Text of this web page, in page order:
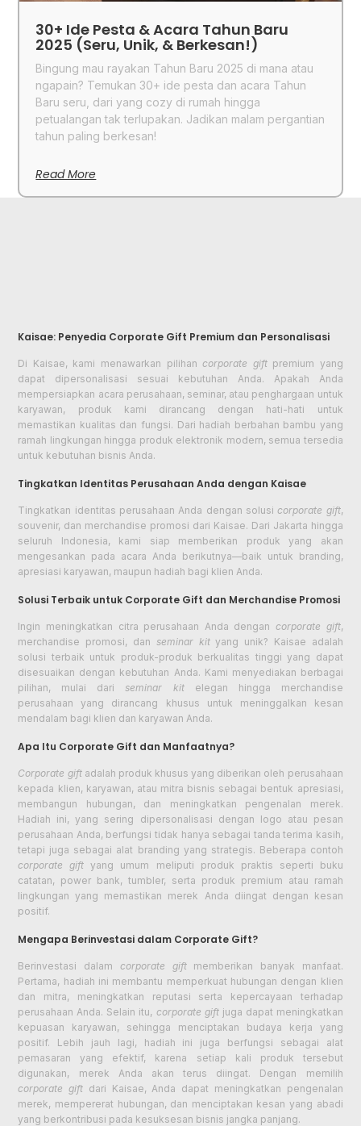
30+ Ide Pesta & Acara Tahun Baru
2025 (Seru, Unik, & Berkesan!)
Bingung mau rayakan Tahun Baru 2025 di mana atau
ngapain? Temukan 30+ ide pesta dan acara Tahun
Baru seru, dari yang cozy di rumah hingga
petualangan tak terlupakan. Jadikan malam pergantian
tahun paling berkesan!
Read More
Kaisae: Penyedia Corporate Gift Premium dan Personalisasi
Di Kaisae, kami menawarkan pilihancorporate giftpremium yang
dapat dipersonalisasi sesuai kebutuhan Anda. Apakah Anda
mempersiapkan acara perusahaan, seminar, atau penghargaan untuk
karyawan, produk kami dirancang dengan hati-hati untuk
memastikan kualitas dan fungsi. Dari hadiah berbahan bambu yang
ramah lingkungan hingga produk elektronik modern, semua tersedia
untuk kebutuhan bisnis Anda.
Tingkatkan Identitas Perusahaan Anda dengan Kaisae
Tingkatkan identitas perusahaan Anda dengan solusicorporate gift,
souvenir, dan merchandise promosi dari Kaisae. Dari Jakarta hingga
seluruh Indonesia, kami siap memberikan produk yang akan
mengesankan pada acara Anda berikutnya—baik untuk branding,
apresiasi karyawan, maupun hadiah bagi klien Anda.
Solusi Terbaik untuk Corporate Gift dan Merchandise Promosi
Ingin meningkatkan citra perusahaan Anda dengancorporate gift,
merchandise promosi, dan seminar kityang unik? Kaisae adalah
solusi terbaik untuk produk-produk berkualitas tinggi yang dapat
disesuaikan dengan kebutuhan Anda. Kami menyediakan berbagai
pilihan, mulai dariseminar kitelegan hingga merchandise
perusahaan yang dirancang khusus untuk meninggalkan kesan
mendalam bagi klien dan karyawan Anda.
Apa Itu Corporate Gift dan Manfaatnya?
Corporate giftadalah produk khusus yang diberikan oleh perusahaan
kepada klien, karyawan, atau mitra bisnis sebagai bentuk apresiasi,
membangun hubungan, dan meningkatkan pengenalan merek.
Hadiah ini, yang sering dipersonalisasi dengan logo atau pesan
perusahaan Anda, berfungsi tidak hanya sebagai tanda terima kasih,
tetapi juga sebagai alat branding yang strategis. Beberapa contoh
corporate gift yang umum meliputi produk praktis seperti buku
catatan, power bank, tumbler, serta produk premium atau ramah
lingkungan yang memastikan merek Anda diingat dengan kesan
positif.
Mengapa Berinvestasi dalam Corporate Gift?
Berinvestasi dalam corporate giftmemberikan banyak manfaat.
Pertama, hadiah ini membantu memperkuat hubungan dengan klien
dan mitra, meningkatkan reputasi serta kepercayaan terhadap
perusahaan Anda. Selain itu, corporate giftjuga dapat meningkatkan
kepuasan karyawan, sehingga menciptakan budaya kerja yang
positif. Lebih jauh lagi, hadiah ini juga berfungsi sebagai alat
pemasaran yang efektif, karena setiap kali produk tersebut
digunakan, merek Anda akan terus diingat. Dengan memilih
corporate gift dari Kaisae, Anda dapat meningkatkan pengenalan
merek, mempererat hubungan, dan menciptakan kesan yang abadi
yang berkontribusi pada kesuksesan bisnis jangka panjang.